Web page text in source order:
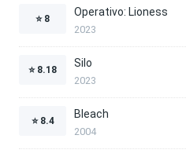
⭐ 8
Operativo: Lioness
2023
⭐ 8.18
Silo
2023
⭐ 8.4
Bleach
2004